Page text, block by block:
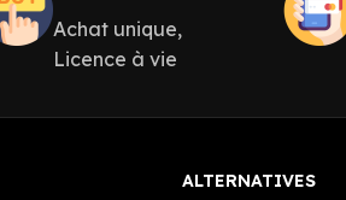
Achat unique,
Licence à vie
ALTERNATIVES